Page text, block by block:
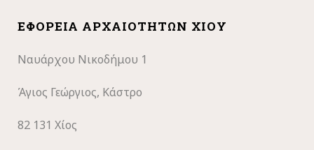
ΕΦΟΡΕΊΑ ΑΡΧΑΙΟΤΉΤΩΝ ΧΊΟΥ
Ναυάρχου Νικοδήμου 1
Άγιος Γεώργιος, Κάστρο
82 131 Χίος